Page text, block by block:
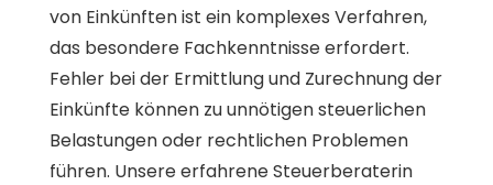
von Einkünften ist ein komplexes Verfahren,
das besondere Fachkenntnisse erfordert.
Fehler bei der Ermittlung und Zurechnung der
Einkünfte können zu unnötigen steuerlichen
Belastungen oder rechtlichen Problemen
führen. Unsere erfahrene Steuerberaterin